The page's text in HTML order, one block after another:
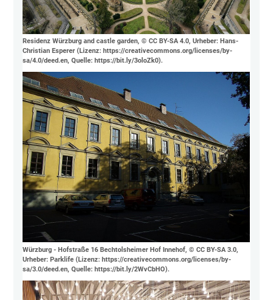
Residenz Würzburg and castle garden, © CC BY-SA 4.0, Urheber: Hans-
Christian Esperer (Lizenz: https://creativecommons.org/licenses/by-
sa/4.0/deed.en, Quelle: https://bit.ly/3oloZk0).
Würzburg - Hofstraße 16 Bechtolsheimer Hof Innehof, © CC BY-SA 3.0,
Urheber: Parklife (Lizenz: https://creativecommons.org/licenses/by-
sa/3.0/deed.en, Quelle: https://bit.ly/2WvCbHO).